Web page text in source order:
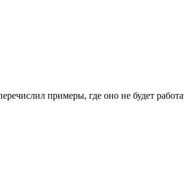
примеры, где оно не будет